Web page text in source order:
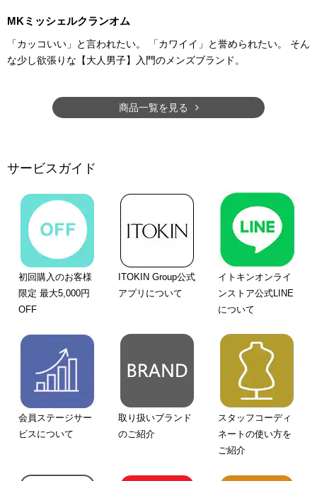
MKミッシェルクランオム
「カッコいい」と言われたい。 「カワイイ」と誉められたい。 そん
な少し欲張りな【大人男子】入門のメンズブランド。
商品一覧を見る
サービスガイド
初回購入のお客様
限定 最大5,000円
OFF
ITOKIN Group公式
アプリについて
イトキンオンライ
ンストア公式LINE
について
会員ステージサー
ビスについて
取り扱いブランド
のご紹介
スタッフコーディ
ネートの使い方を
ご紹介